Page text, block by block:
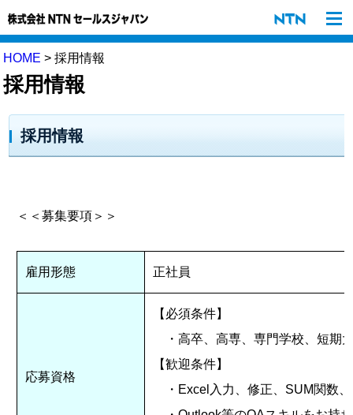
HOME > 採用情報
採用情報
採用情報
＜＜募集要項＞＞
雇用形態 正社員
応募資格
【必須条件】
・高卒、高専、専門学校、短期
【歓迎条件】
・Excel入力、修正、SUM関数